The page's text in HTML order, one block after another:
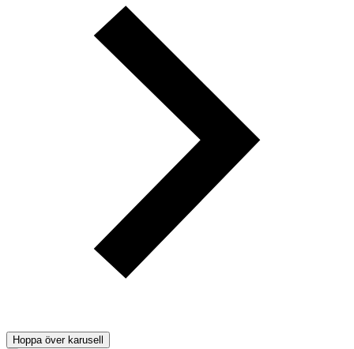
Hoppa över karusell